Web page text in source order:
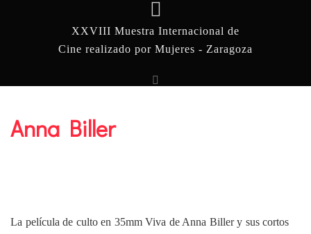
XXVIII Muestra Internacional de
Cine realizado por Mujeres - Zaragoza
Anna Biller
La película de culto en 35mm Viva de Anna Biller y sus cortos